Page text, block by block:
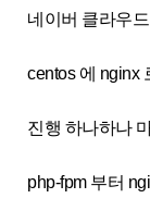
네이버 클라우
centos 에 nginx
진행 하나하나
php-fpm 부터